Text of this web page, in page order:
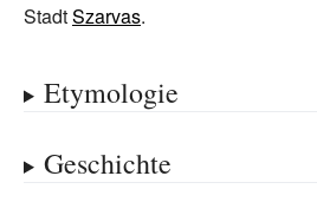
StadtSzarvas.
Etymologie
Geschichte